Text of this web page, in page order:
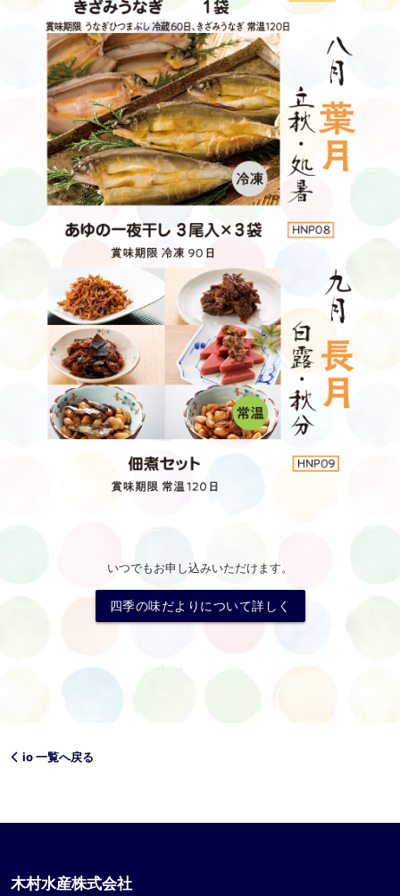
いつでもお申し込みいただけます。
四季の味だよりについて詳しく
io 一覧へ戻る
木村水産株式会社